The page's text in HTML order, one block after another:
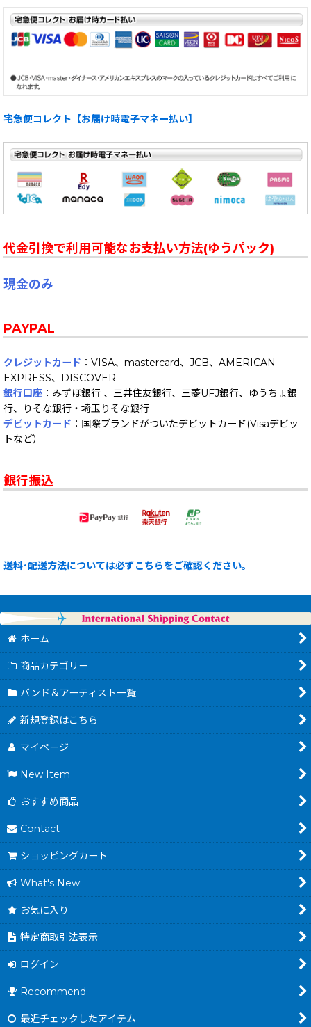
宅急便コレクト【お届け時電子マネー払い】
代金引換で利用可能なお支払い方法(ゆうパック)
現金のみ
PAYPAL
クレジットカード ：VISA、mastercard、JCB、AMERICAN
EXPRESS、DISCOVER
銀行口座 ：みずほ銀行 、三井住友銀行、三菱UFJ銀行、ゆうちょ銀
行、りそな銀行・埼玉りそな銀行
デビットカード ：国際ブランドがついたデビットカード(Visaデビッ
トなど）
銀行振込
送料･配送方法については必ずこちらをご確認ください。
ホーム
商品カテゴリー
バンド＆アーティスト一覧
新規登録はこちら
マイページ
New Item
おすすめ商品
Contact
ショッピングカート
What's New
お気に入り
特定商取引法表示
ログイン
Recommend
最近チェックしたアイテム